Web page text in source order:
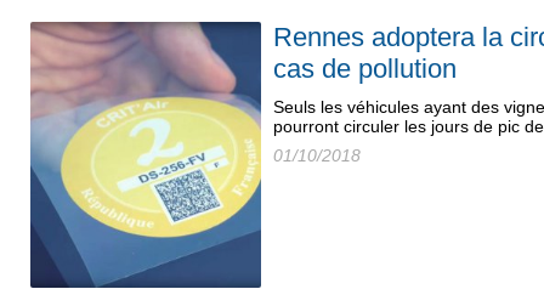
Rennes adoptera la
cas de pollution
Seuls les véhicules ayant des
pourront circuler les jours de pic
01/10/2018